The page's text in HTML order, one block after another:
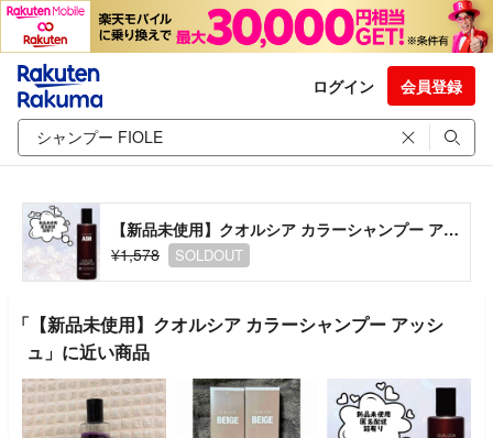
ログイン 会員登録
【新品未使用】クオルシア カラーシャンプー アッシュ
¥1,578
SOLDOUT
「【新品未使用】クオルシア カラーシャンプー アッシ
ュ」に近い商品